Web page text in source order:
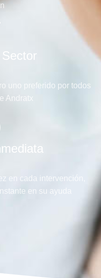
uno preferido por todos
Andratx
en cada intervención,
en su ayuda